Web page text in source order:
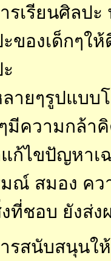
เรียนศิลปะ
ของเด็กๆใ
ายๆรูปแบบ
มีความกล้า
ก้ไขปัญหาเ
ณ์ สมอง คว
ที่ชอบ ยังส่
สนับสนุนให้